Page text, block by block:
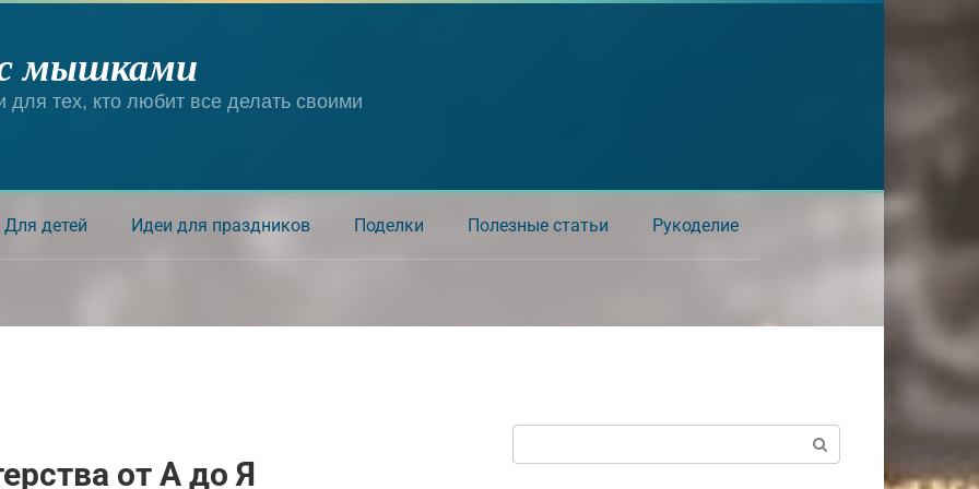
мышками
для тех, кто любит все делать своими
Для детей Идеи для праздников Поделки Полезные статьи Рукоделие
от А до Я